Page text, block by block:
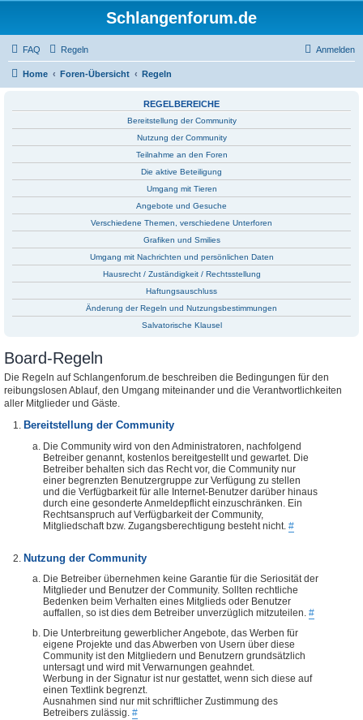
Schlangenforum.de
FAQ Regeln Anmelden
Home Foren-Übersicht Regeln
REGELBEREICHE
Bereitstellung der Community
Nutzung der Community
Teilnahme an den Foren
Die aktive Beteiligung
Umgang mit Tieren
Angebote und Gesuche
Verschiedene Themen, verschiedene Unterforen
Grafiken und Smilies
Umgang mit Nachrichten und persönlichen Daten
Hausrecht / Zuständigkeit / Rechtsstellung
Haftungsauschluss
Änderung der Regeln und Nutzungsbestimmungen
Salvatorische Klausel
Board-Regeln
Die Regeln auf Schlangenforum.de beschreiben die Bedingungen für den
reibungslosen Ablauf, den Umgang miteinander und die Verantwortlichkeiten
aller Mitglieder und Gäste.
Bereitstellung der Community
Die Community wird von den Administratoren, nachfolgend
Betreiber genannt, kostenlos bereitgestellt und gewartet. Die
Betreiber behalten sich das Recht vor, die Community nur
einer begrenzten Benutzergruppe zur Verfügung zu stellen
und die Verfügbarkeit für alle Internet-Benutzer darüber hinaus
durch eine gesonderte Anmeldepflicht einzuschränken. Ein
Rechtsanspruch auf Verfügbarkeit der Community,
Mitgliedschaft bzw. Zugangsberechtigung besteht nicht. #
Nutzung der Community
Die Betreiber übernehmen keine Garantie für die Seriosität der
Mitglieder und Benutzer der Community. Sollten rechtliche
Bedenken beim Verhalten eines Mitglieds oder Benutzer
auffallen, so ist dies dem Betreiber unverzüglich mitzuteilen. #
Die Unterbreitung gewerblicher Angebote, das Werben für
eigene Projekte und das Abwerben von Usern über diese
Community ist den Mitgliedern und Benutzern grundsätzlich
untersagt und wird mit Verwarnungen geahndet.
Werbung in der Signatur ist nur gestattet, wenn sich diese auf
einen Textlink begrenzt.
Ausnahmen sind nur mit schriftlicher Zustimmung des
Betreibers zulässig. #